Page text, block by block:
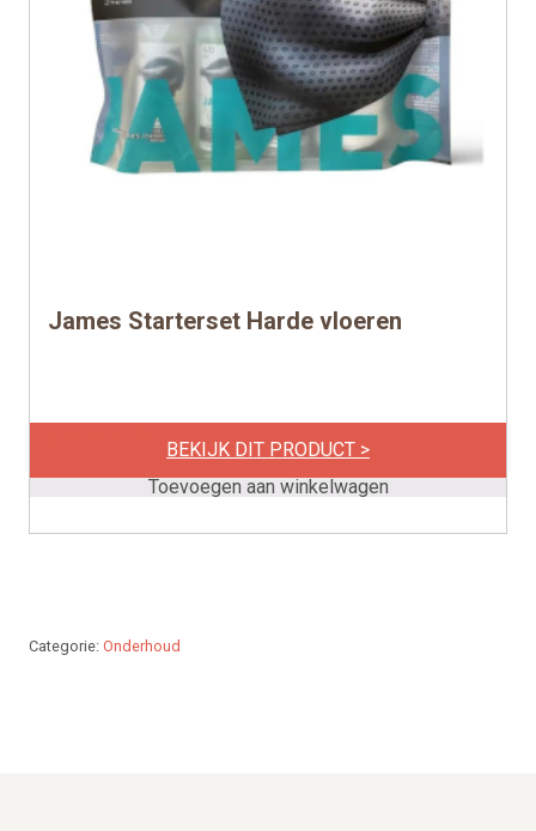
James Starterset Harde vloeren
BEKIJK DIT PRODUCT >
Toevoegen aan winkelwagen
Categorie: Onderhoud